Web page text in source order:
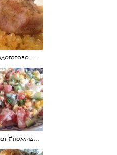
#блюдоготово #можнокушать #простолук #лук #индейкавфольге #мясоиндейки
#салат #помидоры #яйцо #огурцы #зелень #кинза #петрушка #укроп #сметана #соль #витамины